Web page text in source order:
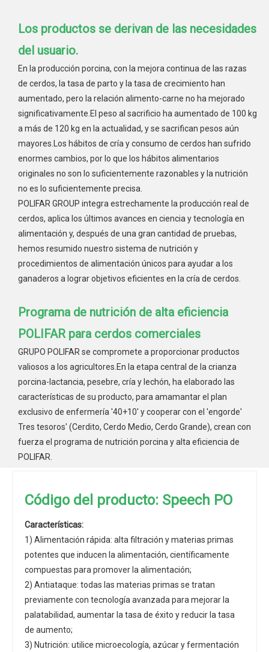
Los productos se derivan de las necesidades
del usuario.
En la producción porcina, con la mejora continua de las razas
de cerdos, la tasa de parto y la tasa de crecimiento han
aumentado, pero la relación alimento-carne no ha mejorado
significativamente.El peso al sacrificio ha aumentado de 100 kg
a más de 120 kg en la actualidad, y se sacrifican pesos aún
mayores.Los hábitos de cría y consumo de cerdos han sufrido
enormes cambios, por lo que los hábitos alimentarios
originales no son lo suficientemente razonables y la nutrición
no es lo suficientemente precisa.
POLIFAR GROUP integra estrechamente la producción real de
cerdos, aplica los últimos avances en ciencia y tecnología en
alimentación y, después de una gran cantidad de pruebas,
hemos resumido nuestro sistema de nutrición y
procedimientos de alimentación únicos para ayudar a los
ganaderos a lograr objetivos eficientes en la cría de cerdos.
Programa de nutrición de alta eficiencia
POLIFAR para cerdos comerciales
GRUPO POLIFAR se compromete a proporcionar productos
valiosos a los agricultores.En la etapa central de la crianza
porcina-lactancia, pesebre, cría y lechón, ha elaborado las
características de su producto, para amamantar el plan
exclusivo de enfermería '40+10' y cooperar con el 'engorde'
Tres tesoros' (Cerdito, Cerdo Medio, Cerdo Grande), crean con
fuerza el programa de nutrición porcina y alta eficiencia de
POLIFAR.
Código del producto: Speech PO
Características:
1) Alimentación rápida: alta filtración y materias primas
potentes que inducen la alimentación, científicamente
compuestas para promover la alimentación;
2) Antiataque: todas las materias primas se tratan
previamente con tecnología avanzada para mejorar la
palatabilidad, aumentar la tasa de éxito y reducir la tasa
de aumento;
3) Nutrición: utilice microecología, azúcar y fermentación